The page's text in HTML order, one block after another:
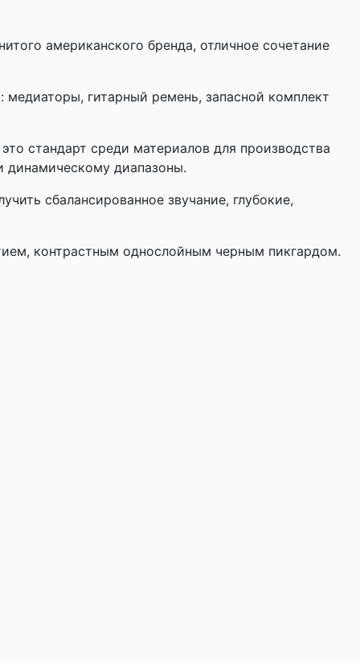
американского бренда, отличное сочетание
медиаторы, гитарный ремень, запасной комплект
стандарт среди материалов для производства
динамическому диапазоны.
сбалансированное звучание, глубокие,
контрастным однослойным черным пикгардом.